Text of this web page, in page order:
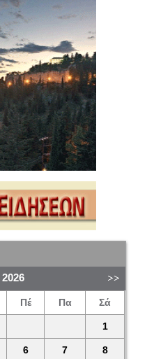
2026
Πέ Πα Σά
1
6 7 8